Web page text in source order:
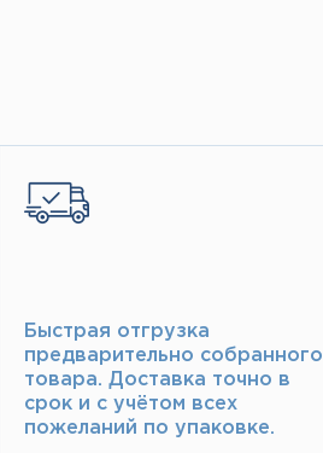
Быстрая отгрузка
предварительно собранного
товара.​ Доставка точно в
срок и с учётом всех
пожеланий по упаковке.​